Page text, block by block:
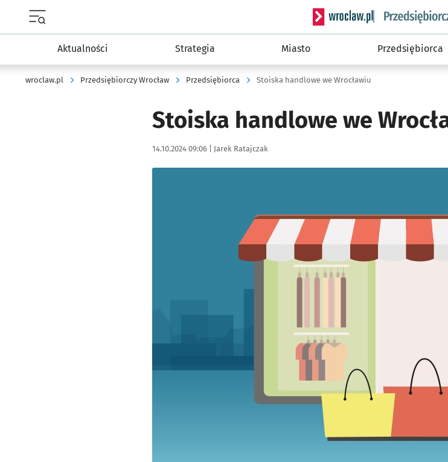
Serwis informacyjny
Aktualności Strategia Miasto Przedsiębiorca
wroclaw.pl Przedsiębiorczy Wrocław Przedsiębiorca Stoiska handlowe we Wrocławiu
Stoiska handlowe we
Data publikacji:
14.10.2024 09:06 | Autor:
Jarek Ratajczak